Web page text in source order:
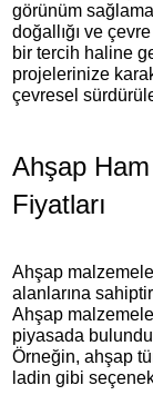
görünüm
doğallığı ve
bir tercih haline
projelerinize
çevresel
Ahşap
Fiyatları
Ahşap
alanlarına
Ahşap
piyasada
Örneğin, ahşap
ladin gibi